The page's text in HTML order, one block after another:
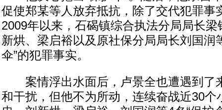
促使郑某等人放弃抵抗，除了交代犯罪事
2009年以来，石碣镇综合执法分局局长
新烘、梁启裕以及原社保分局局长刘国润
伞”的犯罪事实。
案情浮出水面后，卢景全也遭遇到了
和干扰，但他不为所动，连续奋战近30个